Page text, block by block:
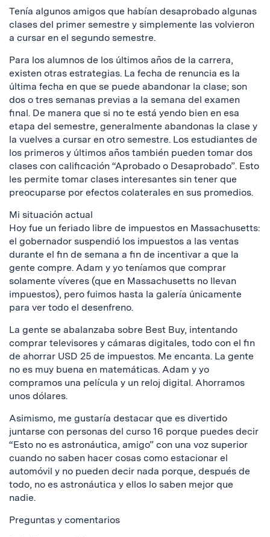
Tenía algunos amigos que habían desaprobado algunas
clases del primer semestre y simplemente las volvieron
a cursar en el segundo semestre.
Para los alumnos de los últimos años de la carrera,
existen otras estrategias. La fecha de renuncia es la
última fecha en que se puede abandonar la clase; son
dos o tres semanas previas a la semana del examen
final. De manera que si no te está yendo bien en esa
etapa del semestre, generalmente abandonas la clase y
la vuelves a cursar en otro semestre. Los estudiantes de
los primeros y últimos años también pueden tomar dos
clases con calificación “Aprobado o Desaprobado”. Esto
les permite tomar clases interesantes sin tener que
preocuparse por efectos colaterales en sus promedios.
Mi situación actual
Hoy fue un feriado libre de impuestos en Massachusetts:
el gobernador suspendió los impuestos a las ventas
durante el fin de semana a fin de incentivar a que la
gente compre. Adam y yo teníamos que comprar
solamente víveres (que en Massachusetts no llevan
impuestos), pero fuimos hasta la galería únicamente
para ver todo el desenfreno.
La gente se abalanzaba sobre Best Buy, intentando
comprar televisores y cámaras digitales, todo con el fin
de ahorrar USD 25 de impuestos. Me encanta. La gente
no es muy buena en matemáticas. Adam y yo
compramos una película y un reloj digital. Ahorramos
unos dólares.
Asimismo, me gustaría destacar que es divertido
juntarse con personas del curso 16 porque puedes decir
“Esto no es astronáutica, amigo” con una voz superior
cuando no saben hacer cosas como estacionar el
automóvil y no pueden decir nada porque, después de
todo, no es astronáutica y ellos lo saben mejor que
nadie.
Preguntas y comentarios